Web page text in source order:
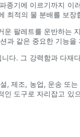
기에 이르기까지 이
최적의 물 분배를 보장
팔레트를 운반하는
과 같은 중요한 기능을
다. 그 강력함과 다재
, 제조, 농업, 운송 또
도구로 자리잡고 있